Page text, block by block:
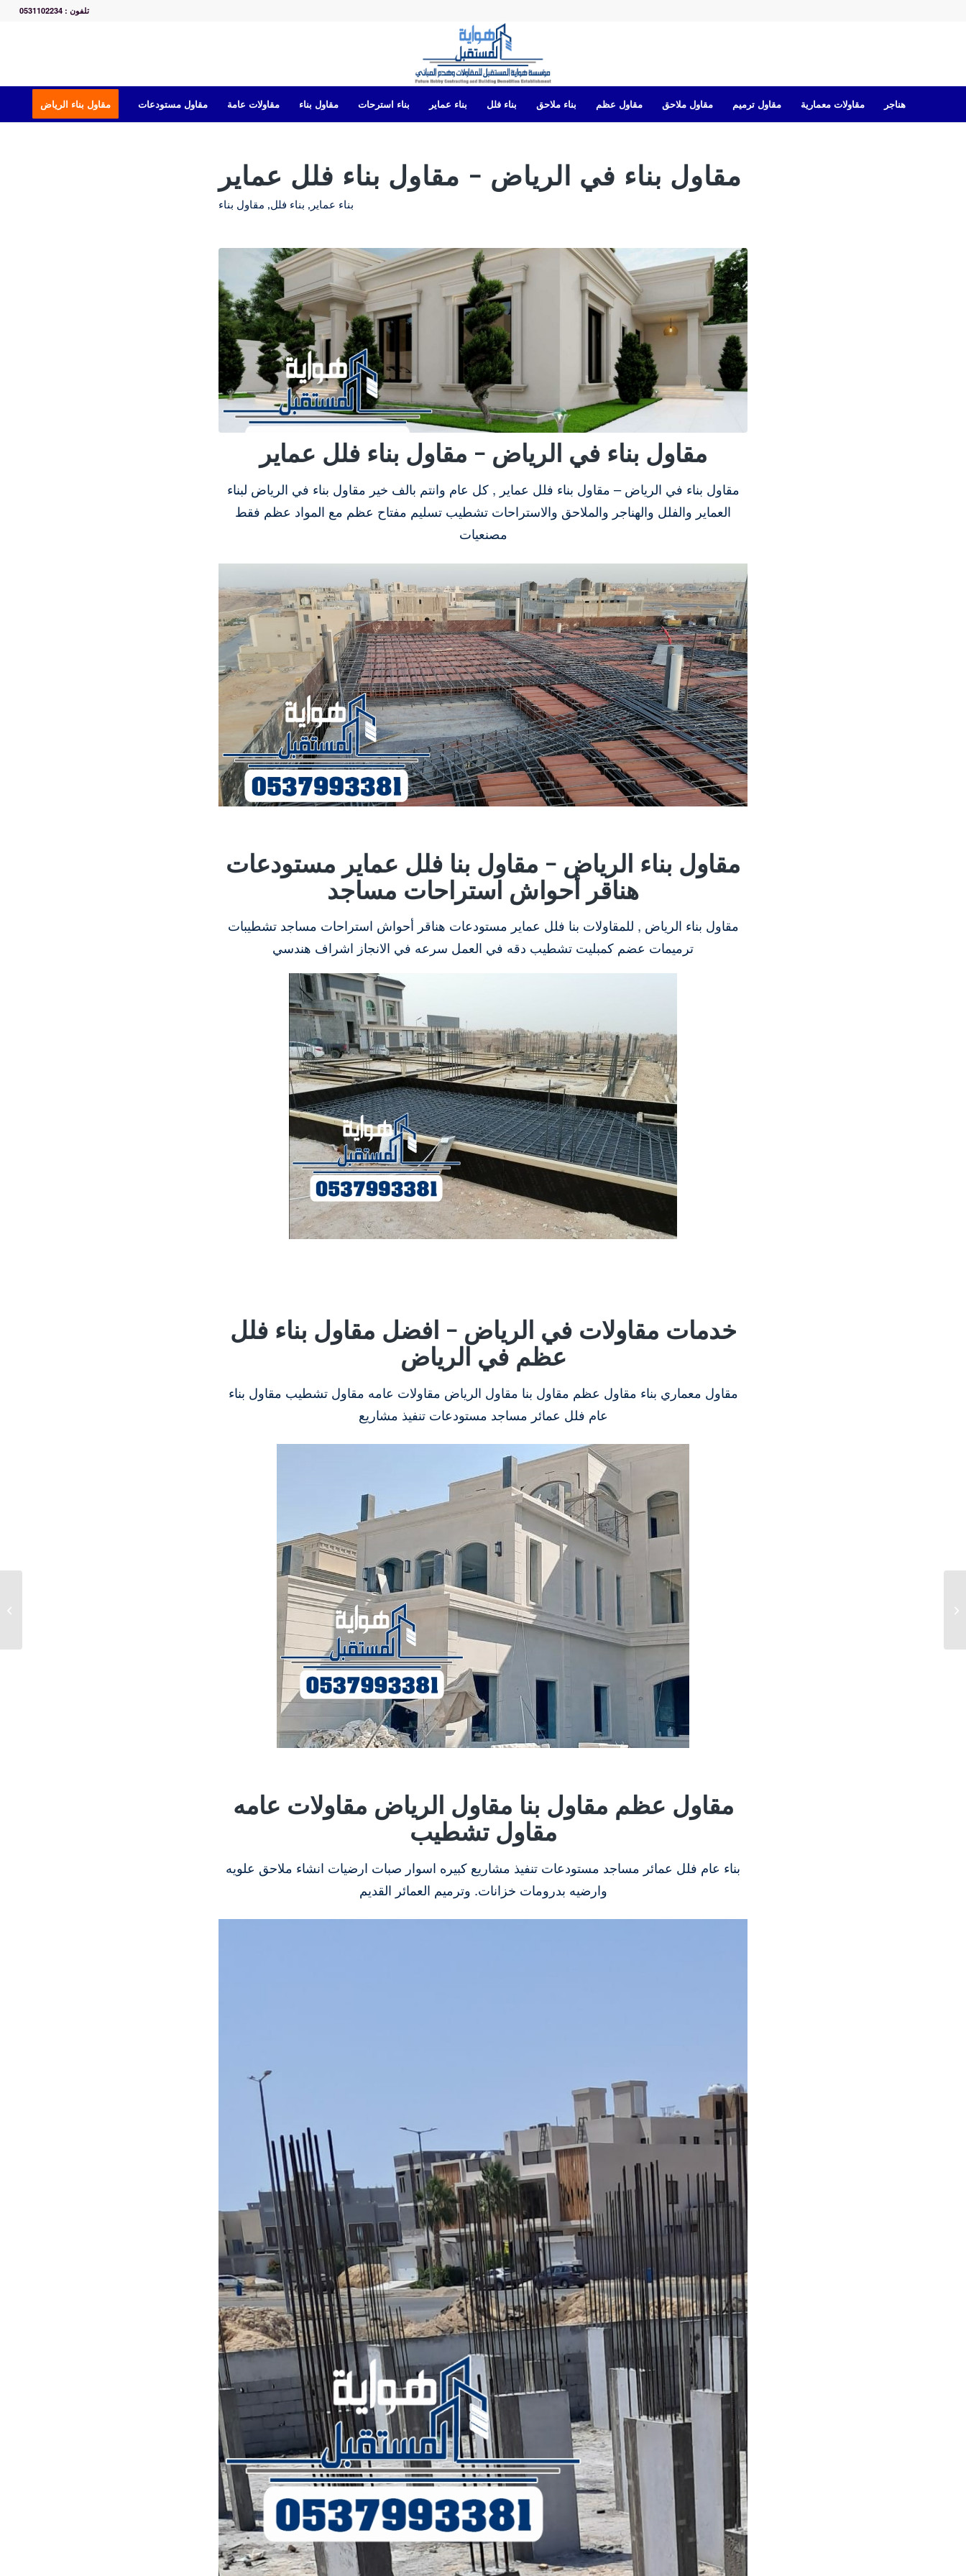
تلفون : 0531102234
مقاول بناء الرياض مقاول مستودعات مقاولات عامة مقاول بناء بناء استرحات بناء عماير بناء فلل بناء ملاحق مقاول عظم مقاول ملاحق مقاول ترميم مقاولات معمارية هناجر
مقاول بناء في الرياض – مقاول بناء فلل عماير
بناء عماير , بناء فلل, مقاول بناء
مقاول بناء في الرياض – مقاول بناء فلل عماير
مقاول بناء في الرياض – مقاول بناء فلل عماير , كل عام وانتم بالف خير مقاول بناء في الرياض لبناء
العماير والفلل والهناجر والملاحق والاستراحات تشطيب تسليم مفتاح عظم مع المواد عظم فقط
مصنعيات
مقاول بناء الرياض – مقاول بنا فلل عماير مستودعات
هناقر أحواش استراحات مساجد
مقاول بناء الرياض , للمقاولات بنا فلل عماير مستودعات هناقر أحواش استراحات مساجد تشطيبات
ترميمات عضم كمبليت تشطيب دقه في العمل سرعه في الانجاز اشراف هندسي
خدمات مقاولات في الرياض – افضل مقاول بناء فلل
عظم في الرياض
مقاول معماري بناء مقاول عظم مقاول بنا مقاول الرياض مقاولات عامه مقاول تشطيب مقاول بناء
عام فلل عمائر مساجد مستودعات تنفيذ مشاريع
مقاول عظم مقاول بنا مقاول الرياض مقاولات عامه
مقاول تشطيب
بناء عام فلل عمائر مساجد مستودعات تنفيذ مشاريع كبيره اسوار صبات ارضيات انشاء ملاحق علويه
وارضيه بدرومات خزانات. وترميم العمائر القديم